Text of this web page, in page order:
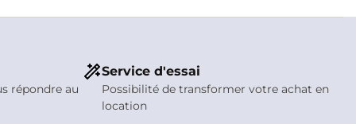
répondre au
Service d'essai
Possibilité de transformer votre achat en
location